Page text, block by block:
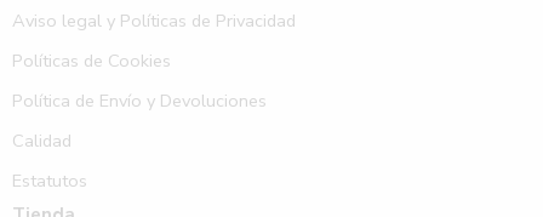
Aviso legal y Políticas de Privacidad
Políticas de Cookies
Política de Envío y Devoluciones
Calidad
Estatutos